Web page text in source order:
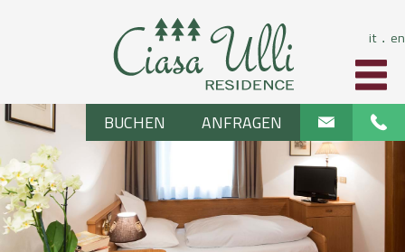
it ⋅ en
BUCHEN ANFRAGEN